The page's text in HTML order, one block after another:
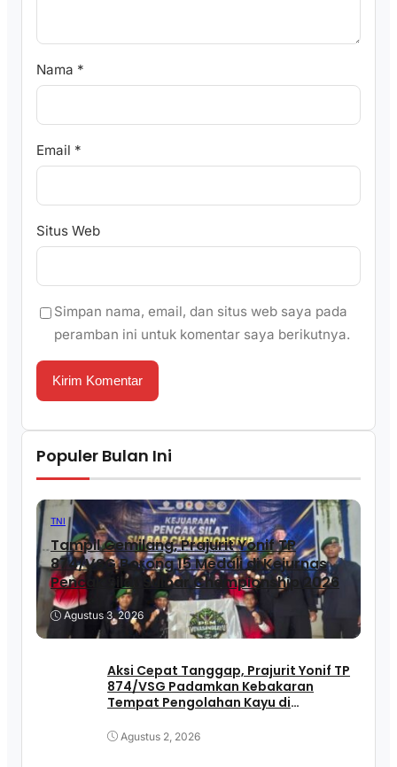
Nama *
Email *
Situs Web
Simpan nama, email, dan situs web saya pada
peramban ini untuk komentar saya berikutnya.
Populer Bulan Ini
TNI
Tampil Gemilang, Prajurit Yonif TP
874/VSG Borong 15 Medali di Kejurnas
Pencak Silat Sulbar Championship 2026
Agustus 3, 2026
Aksi Cepat Tanggap, Prajurit Yonif TP
874/VSG Padamkan Kebakaran
Tempat Pengolahan Kayu di
Agustus 2, 2026